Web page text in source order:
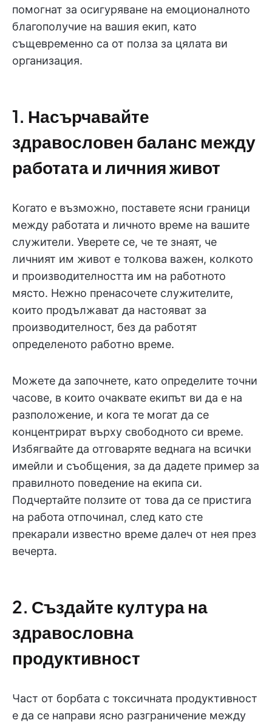
помогнат за осигуряване на емоционалното
благополучие на вашия екип, като
същевременно са от полза за цялата ви
организация.
1. Насърчавайте
здравословен баланс между
работата и личния живот
Когато е възможно, поставете ясни граници
между работата и личното време на вашите
служители. Уверете се, че те знаят, че
личният им живот е толкова важен, колкото
и производителността им на работното
място. Нежно пренасочете служителите,
които продължават да настояват за
производителност, без да работят
определеното работно време.
Можете да започнете, като определите точни
часове, в които очаквате екипът ви да е на
разположение, и кога те могат да се
концентрират върху свободното си време.
Избягвайте да отговаряте веднага на всички
имейли и съобщения, за да дадете пример за
правилното поведение на екипа си.
Подчертайте ползите от това да се пристига
на работа отпочинал, след като сте
прекарали известно време далеч от нея през
вечерта.
2. Създайте култура на
здравословна
продуктивност
Част от борбата с токсичната продуктивност
е да се направи ясно разграничение между